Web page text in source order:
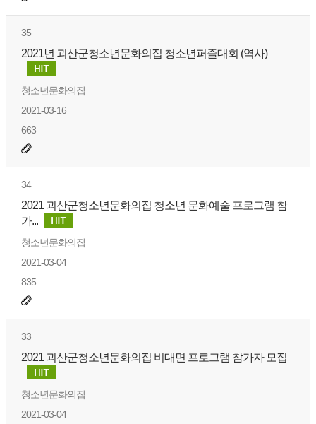
35
2021년 괴산군청소년문화의집 청소년퍼즐대회 (역사)
청소년문화의집
2021-03-16
663
34
2021 괴산군청소년문화의집 청소년 문화예술 프로그램 참
가...
청소년문화의집
2021-03-04
835
33
2021 괴산군청소년문화의집 비대면 프로그램 참가자 모집
청소년문화의집
2021-03-04